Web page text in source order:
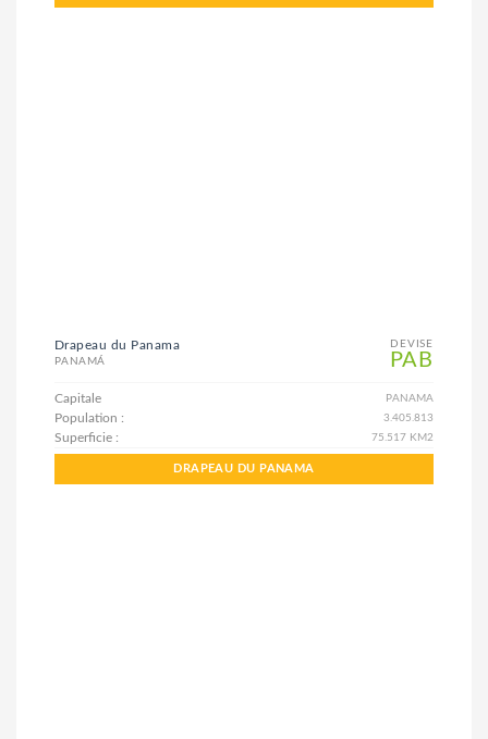
DEVISE
PAB
Drapeau du Panama
PANAMÁ
Capitale PANAMA
Population : 3.405.813
Superficie : 75.517 KM2
DRAPEAU DU PANAMA